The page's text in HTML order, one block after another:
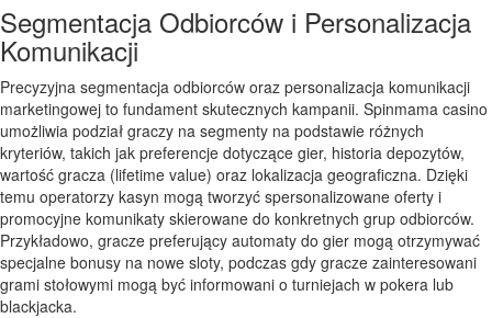
Segmentacja Odbiorców i Personalizacja
Komunikacji
Precyzyjna segmentacja odbiorców oraz personalizacja komunikacji
marketingowej to fundament skutecznych kampanii. Spinmama casino
umożliwia podział graczy na segmenty na podstawie różnych
kryteriów, takich jak preferencje dotyczące gier, historia depozytów,
wartość gracza (lifetime value) oraz lokalizacja geograficzna. Dzięki
temu operatorzy kasyn mogą tworzyć spersonalizowane oferty i
promocyjne komunikaty skierowane do konkretnych grup odbiorców.
Przykładowo, gracze preferujący automaty do gier mogą otrzymywać
specjalne bonusy na nowe sloty, podczas gdy gracze zainteresowani
grami stołowymi mogą być informowani o turniejach w pokera lub
blackjacka.